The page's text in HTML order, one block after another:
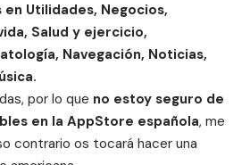
Utilidades, Negocios,
Salud y ejercicio,
Navegación, Noticias,
por lo que no estoy seguro de
en la AppStore española, me
contrario os tocará hacer una